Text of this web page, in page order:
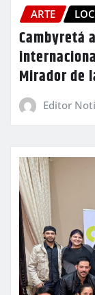
ARTE
Cambyretá
Mirador de
Editor